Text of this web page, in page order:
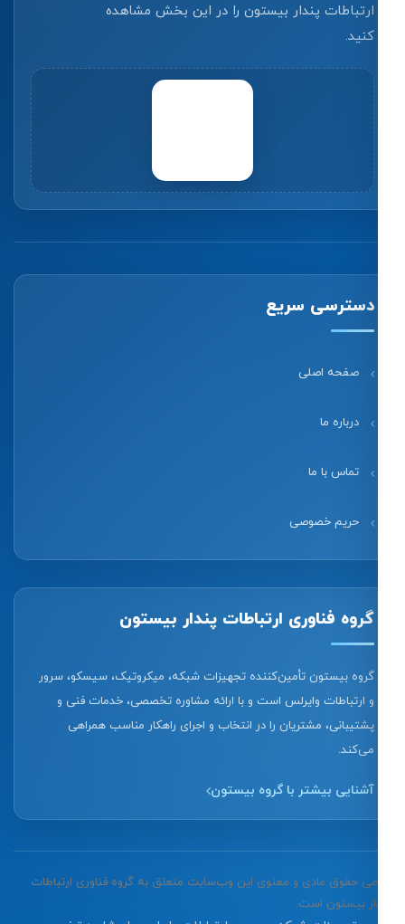
ارتباطات پندار بیستون را در این بخش مشاهده
کنید.
دسترسی سریع
صفحه اصلی
درباره ما
تماس با ما
حریم خصوصی
گروه فناوری ارتباطات پندار بیستون
گروه بیستون تأمین‌کننده تجهیزات شبکه، میکروتیک، سیسکو، سرور
و ارتباطات وایرلس است و با ارائه مشاوره تخصصی، خدمات فنی و
پشتیبانی، مشتریان را در انتخاب و اجرای راهکار مناسب همراهی
می‌کند.
آشنایی بیشتر با گروه بیستون
تمامی حقوق مادی و معنوی این وب‌سایت متعلق به گروه فناوری ارتباطات
پندار بیستون است.